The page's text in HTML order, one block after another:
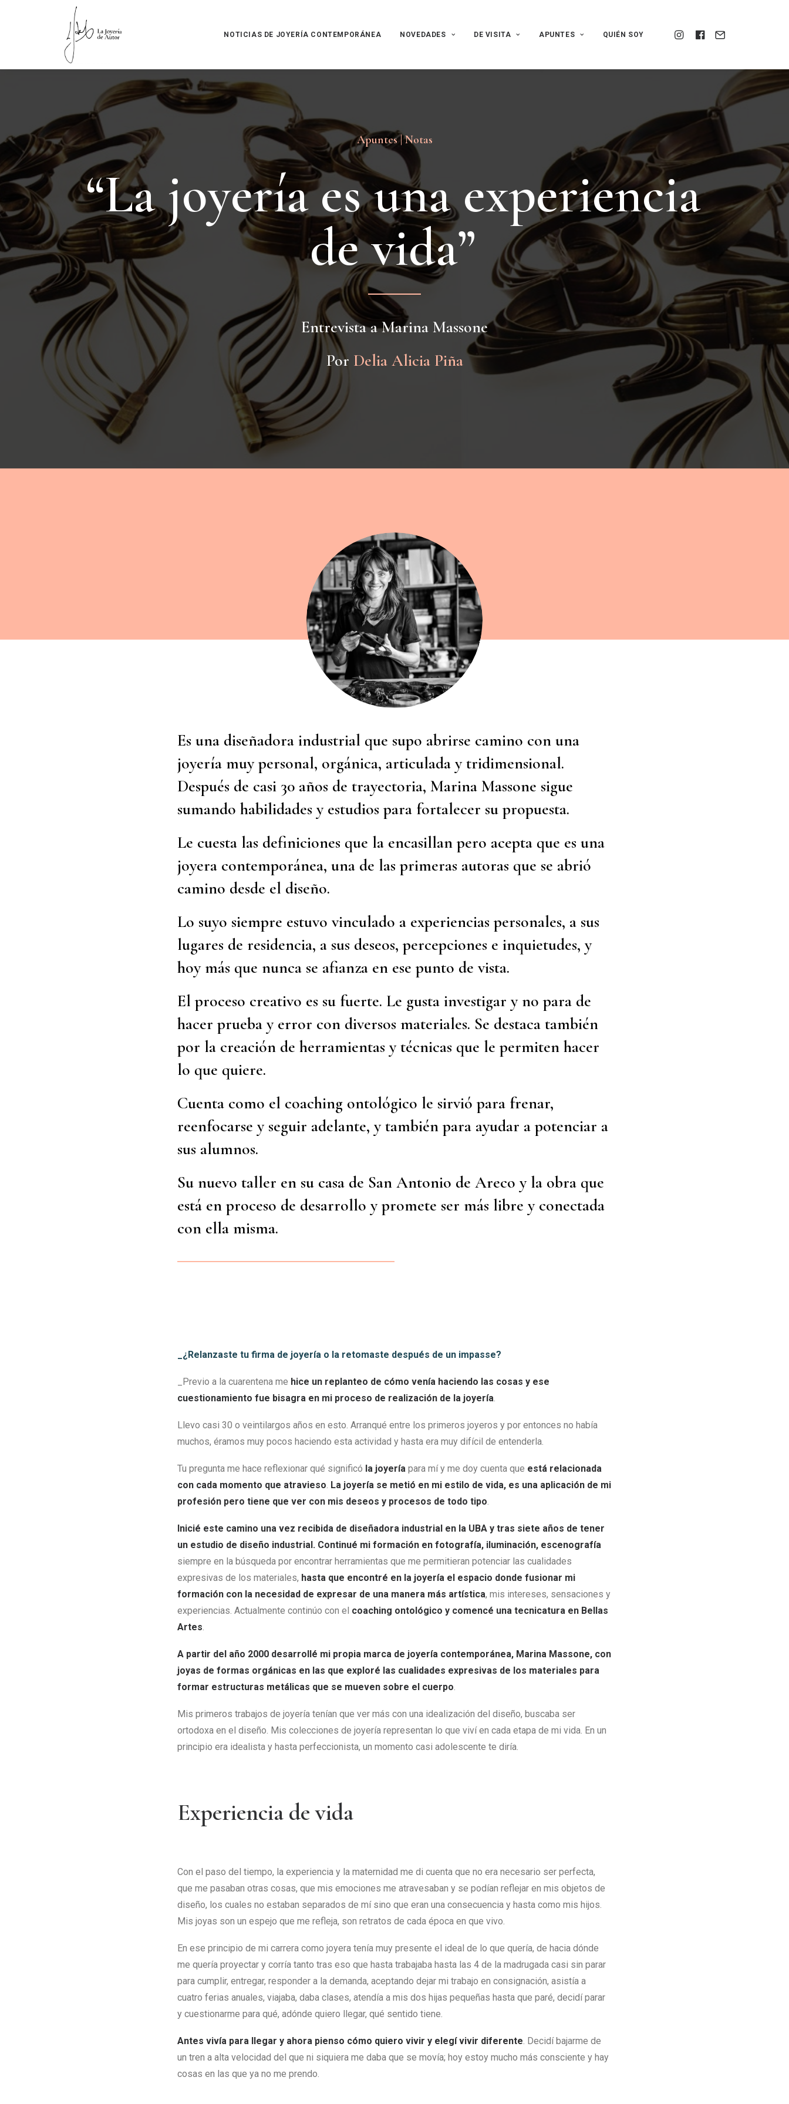
NOTICIAS DE JOYERÍA CONTEMPORÁNEA NOVEDADES DE VISITA APUNTES QUIÉN SOY
Apuntes | Notas
“Lajoyeríaesuna experiencia
devida”
Entrevista a Marina Massone
Por Delia Alicia Piña
Es una diseñadora industrial que supo abrirse camino con una
joyería muy personal, orgánica, articulada y tridimensional.
Después de casi 30 años de trayectoria, Marina Massone sigue
sumando habilidades y estudios para fortalecer su propuesta.
Le cuesta las definiciones que la encasillan pero acepta que es una
joyera contemporánea, una de las primeras autoras que se abrió
camino desde el diseño.
Lo suyo siempre estuvo vinculado a experiencias personales, a sus
lugares de residencia, a sus deseos, percepciones e inquietudes, y
hoy más que nunca se afianza en ese punto de vista.
El proceso creativo es su fuerte. Le gusta investigar y no para de
hacer prueba y error con diversos materiales. Se destaca también
por la creación de herramientas y técnicas que le permiten hacer
lo que quiere.
Cuenta como el coaching ontológico le sirvió para frenar,
reenfocarse y seguir adelante, y también para ayudar a potenciar a
sus alumnos.
Su nuevo taller en su casa de San Antonio de Areco y la obra que
está en proceso de desarrollo y promete ser más libre y conectada
con ella misma.
_¿Relanzaste tu firma de joyería o la retomaste después de un impasse?
_Previo a la cuarentena me hice un replanteo de cómo venía haciendo las cosas y ese
cuestionamiento fue bisagra en mi proceso de realización de la joyería.
Llevo casi 30 o veintilargos años en esto. Arranqué entre los primeros joyeros y por entonces no había
muchos, éramos muy pocos haciendo esta actividad y hasta era muy difícil de entenderla.
Tu pregunta me hace reflexionar qué significó la joyería para mí y me doy cuenta que está relacionada
con cada momento que atravieso. La joyería se metió en mi estilo de vida, es una aplicación de mi
profesión pero tiene que ver con mis deseos y procesos de todo tipo.
Inicié este camino una vez recibida de diseñadora industrial en la UBA y tras siete años de tener
un estudio de diseño industrial. Continué mi formación en fotografía, iluminación, escenografía
siempre en la búsqueda por encontrar herramientas que me permitieran potenciar las cualidades
expresivas de los materiales, hasta que encontré en la joyería el espacio donde fusionar mi
formación con la necesidad de expresar de una manera más artística, mis intereses, sensaciones y
experiencias. Actualmente continúo con el coaching ontológico y comencé una tecnicatura en Bellas
Artes.
A partir del año 2000 desarrollé mi propia marca de joyería contemporánea, Marina Massone, con
joyas de formas orgánicas en las que exploré las cualidades expresivas de los materiales para
formar estructuras metálicas que se mueven sobre el cuerpo.
Mis primeros trabajos de joyería tenían que ver más con una idealización del diseño, buscaba ser
ortodoxa en el diseño. Mis colecciones de joyería representan lo que viví en cada etapa de mi vida. En un
principio era idealista y hasta perfeccionista, un momento casi adolescente te diría.
Experiencia de vida
Con el paso del tiempo, la experiencia y la maternidad me di cuenta que no era necesario ser perfecta,
que me pasaban otras cosas, que mis emociones me atravesaban y se podían reflejar en mis objetos de
diseño, los cuales no estaban separados de mí sino que eran una consecuencia y hasta como mis hijos.
Mis joyas son un espejo que me refleja, son retratos de cada época en que vivo.
En ese principio de mi carrera como joyera tenía muy presente el ideal de lo que quería, de hacia dónde
me quería proyectar y corría tanto tras eso que hasta trabajaba hasta las 4 de la madrugada casi sin parar
para cumplir, entregar, responder a la demanda, aceptando dejar mi trabajo en consignación, asistía a
cuatro ferias anuales, viajaba, daba clases, atendía a mis dos hijas pequeñas hasta que paré, decidí parar
y cuestionarme para qué, adónde quiero llegar, qué sentido tiene.
Antes vivía para llegar y ahora pienso cómo quiero vivir y elegí vivir diferente. Decidí bajarme de
un tren a alta velocidad del que ni siquiera me daba que se movía; hoy estoy mucho más consciente y hay
cosas en las que ya no me prendo.